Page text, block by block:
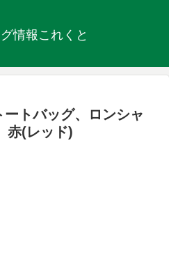
情報これくと
トバッグ、ロンシャ
赤(レッド)